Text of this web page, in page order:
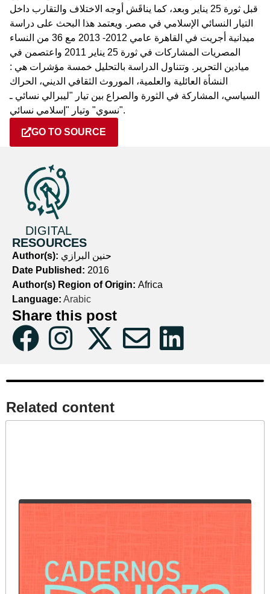
قبل ثورة 25 يناير وبعد، كما يناقَش أوجه الاختلاف والتقارب داخل
التيار النسائي الإسلامي في مصر. ويعتمد هذا البحث على دراسة
ميدانية أجريت في القاهرة عامي 2012- 2013 مع 36 من النساء
المصريات المشاركات في ثورة 25 يناير 2011 واعتصمن في
ميادين التحرير. وتتناول الدراسة بالتحليل خمسة مؤشرات هي :
النشأة العائلية والعلمية، الموروث الثقافي الديني، الحراك
السياسي، المشاركة في الثورة والصراع بين تيار "ليبرالي نسائي ـ
نسوي" وتيار "إسلامي نسائي".
GO TO SOURCE
DIGITAL
RESOURCES
Author(s): حنين البرازي
Date Published: 2016
Author(s) Region of Origin: Africa
Language: Arabic
Share this post
Related content​